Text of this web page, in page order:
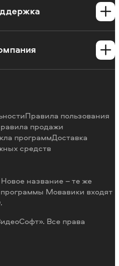
программ
под заказ
название – те же
Мовавики входят
Все права
Правила пользования
продажи
программДоставка
средств